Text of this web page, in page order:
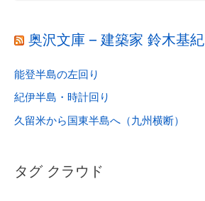
奥沢文庫 – 建築家 鈴木基紀
能登半島の左回り
紀伊半島・時計回り
久留米から国東半島へ（九州横断）
タグ クラウド